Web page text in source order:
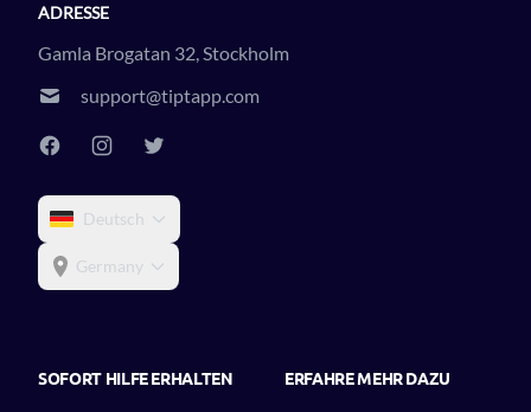
ADRESSE
Gamla Brogatan 32, Stockholm
support@tiptapp.com
Deutsch
Germany
SOFORT HILFE ERHALTEN ERFAHRE MEHR DAZU